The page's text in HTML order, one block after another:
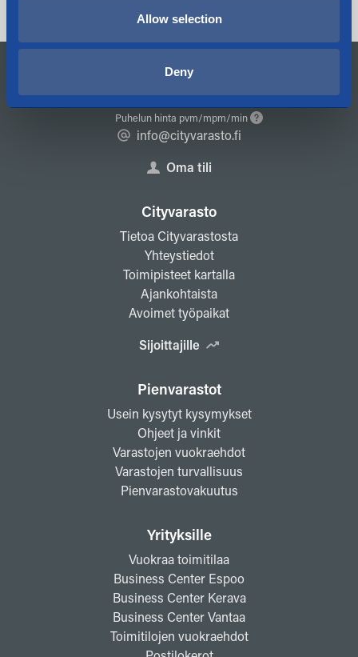
Allow selection
Deny
Ota yhteyttä
029 1234 700
Puhelun hinta pvm/mpm/min
info@cityvarasto.fi
Oma tili
Cityvarasto
Tietoa Cityvarastosta
Yhteystiedot
Toimipisteet kartalla
Ajankohtaista
Avoimet työpaikat
Sijoittajille
Pienvarastot
Usein kysytyt kysymykset
Ohjeet ja vinkit
Varastojen vuokraehdot
Varastojen turvallisuus
Pienvarastovakuutus
Yrityksille
Vuokraa toimitilaa
Business Center Espoo
Business Center Kerava
Business Center Vantaa
Toimitilojen vuokraehdot